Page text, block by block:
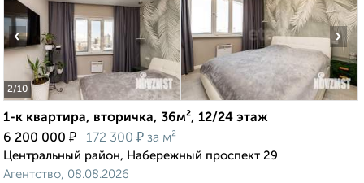
2/10
‹ ›
1-к квартира, вторичка, 36м², 12/24 этаж
6 200 000 ₽ 172 300 ₽ за м²
Центральный район, Набережный проспект 29
Агентство, 08.08.2026